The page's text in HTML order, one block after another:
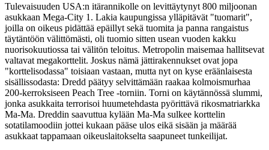
Tulevaisuuden USA:n itärannikolle on levittäytynyt 800 miljoonan
asukkaan Mega‑City 1. Lakia kaupungissa ylläpitävät "tuomarit",
joilla on oikeus pidättää epäillyt sekä tuomita ja panna rangaistus
täytäntöön välittömästi, oli tuomio sitten usean vuoden kakku
nuorisokuutiossa tai välitön teloitus. Metropolin maisemaa hallitsevat
valtavat megakorttelit. Joskus nämä jättirakennukset ovat jopa
"korttelisodassa" toisiaan vastaan, mutta nyt on kyse eräänlaisesta
sisällissodasta: Dredd päätyy selvittämään raakaa kolmoismurhaa
200‑kerroksiseen Peach Tree ‑torniin. Torni on käytännössä slummi,
jonka asukkaita terrorisoi huumetehdasta pyörittävä rikosmatriarkka
Ma‑Ma. Dreddin saavuttua kylään Ma‑Ma sulkee korttelin
sotatilamoodiin jottei kukaan pääse ulos eikä sisään ja määrää
asukkaat tappamaan oikeuslaitokselta saapuneet tunkeilijat.